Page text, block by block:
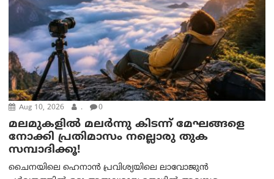
Aug 10, 2026 . 0
മലമുകളില്‍ മലര്‍ന്നു കിടന്ന് മേഘങ്ങളെ
നോക്കി പ്രതിമാസം നല്ലൊരു തുക
സമ്പാദിക്കൂ!
ചൈനയിലെ ഹെനാൻ പ്രവിശ്യയിലെ ലാവോജുൻ